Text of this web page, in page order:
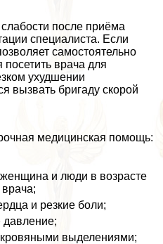
после приёма
специалиста. Если
самостоятельно
посетить врача для
ухудшении
вызвать бригаду скорой
медицинская помощь:
и люди в возрасте
и резкие боли;
давление;
выделениями;